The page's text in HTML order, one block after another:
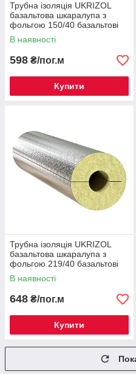
Трубна ізоляція UKRIZOL
базальтова шкаралупа з
фольгою 150/40 базальтові
циліндри
В наявності
598 ₴/пог.м
Купити
Трубна ізоляція UKRIZOL
базальтова шкаралупа з
фольгою 219/40 базальтові
циліндри
В наявності
648 ₴/пог.м
Купити